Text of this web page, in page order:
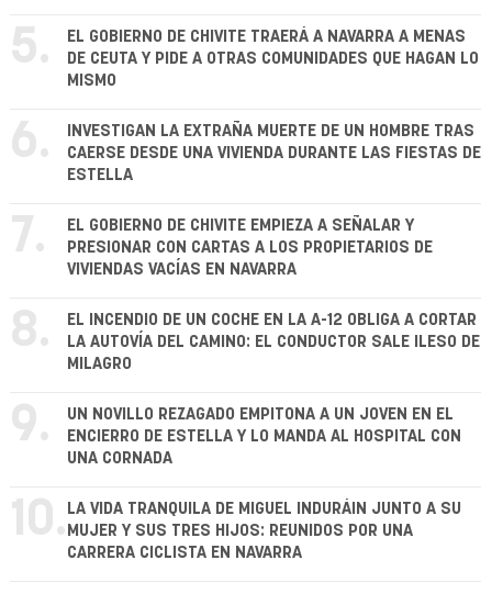
5.
EL GOBIERNO DE CHIVITE TRAERÁ A NAVARRA A MENAS
DE CEUTA Y PIDE A OTRAS COMUNIDADES QUE HAGAN LO
MISMO
6.
INVESTIGAN LA EXTRAÑA MUERTE DE UN HOMBRE TRAS
CAERSE DESDE UNA VIVIENDA DURANTE LAS FIESTAS DE
ESTELLA
7.
EL GOBIERNO DE CHIVITE EMPIEZA A SEÑALAR Y
PRESIONAR CON CARTAS A LOS PROPIETARIOS DE
VIVIENDAS VACÍAS EN NAVARRA
8.
EL INCENDIO DE UN COCHE EN LA A-12 OBLIGA A CORTAR
LA AUTOVÍA DEL CAMINO: EL CONDUCTOR SALE ILESO DE
MILAGRO
9.
UN NOVILLO REZAGADO EMPITONA A UN JOVEN EN EL
ENCIERRO DE ESTELLA Y LO MANDA AL HOSPITAL CON
UNA CORNADA
10. LA VIDA TRANQUILA DE MIGUEL INDURÁIN JUNTO A SU
MUJER Y SUS TRES HIJOS: REUNIDOS POR UNA
CARRERA CICLISTA EN NAVARRA